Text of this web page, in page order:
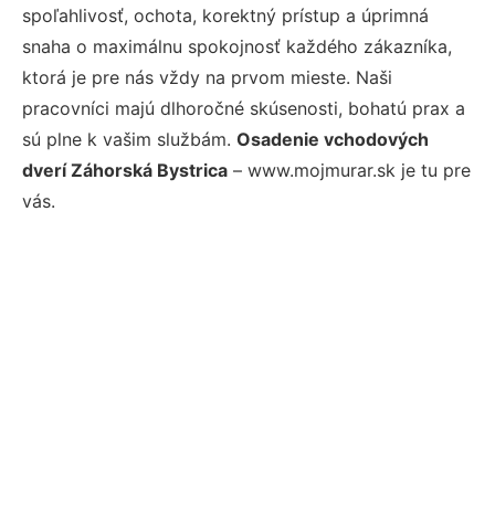
spoľahlivosť, ochota, korektný prístup a úprimná
snaha o maximálnu spokojnosť každého zákazníka,
ktorá je pre nás vždy na prvom mieste. Naši
pracovníci majú dlhoročné skúsenosti, bohatú prax a
sú plne k vašim službám. Osadenie vchodových
dverí Záhorská Bystrica – www.mojmurar.sk je tu pre
vás.